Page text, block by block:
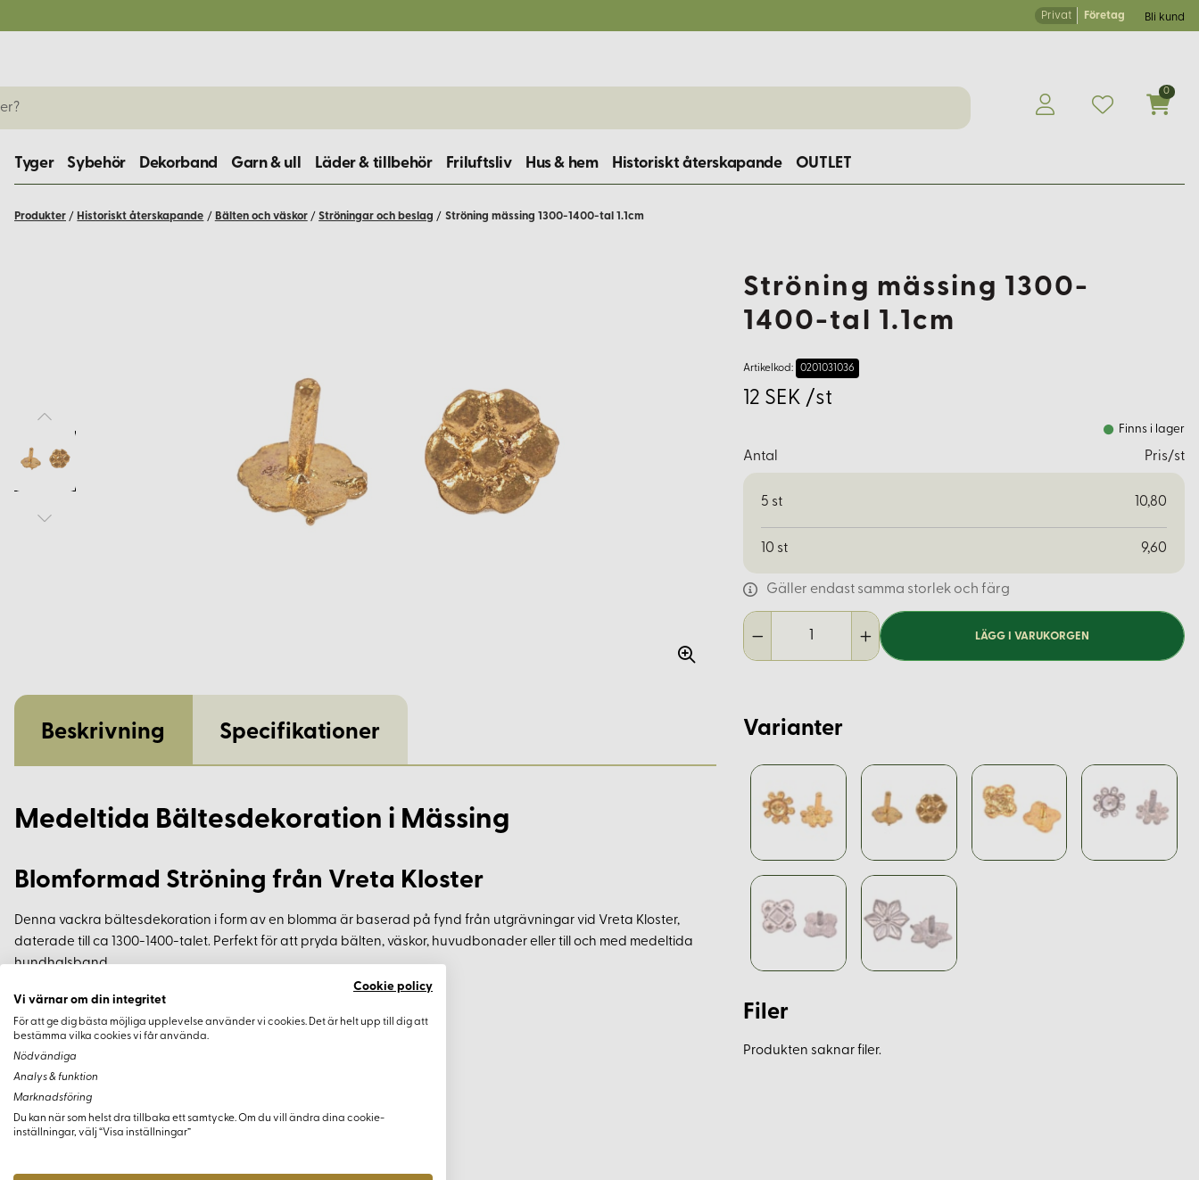
Privat Företag Bli kund
0
Tyger Sybehör Dekorband Garn & ull Läder & tillbehör Friluftsliv Hus & hem Historiskt återskapande OUTLET
Produkter / Historiskt återskapande / Bälten och väskor / Ströningar och beslag / Ströning mässing 1300-1400-tal 1.1cm
Ströning mässing 1300-
1400-tal 1.1cm
Artikelkod: 0201031036
12 SEK /st
Finns i lager
Antal Pris/st
5 st 10,80
10 st 9,60
Gäller endast samma storlek och färg
LÄGG I VARUKORGEN
Beskrivning Specifikationer
Medeltida Bältesdekoration i Mässing
Blomformad Ströning från Vreta Kloster
Denna vackra bältesdekoration i form av en blomma är baserad på fynd från utgrävningar vid Vreta Kloster,
daterade till ca 1300-1400-talet. Perfekt för att pryda bälten, väskor, huvudbonader eller till och med medeltida
hundhalsband.
Produktdetaljer
Material: Nickelsäker mässing
Diameter: 11 mm
Passar för läder upp till ca 4 mm tjockt
Varianter
Filer
Produkten saknar filer.
Cookie policy
Vi värnar om din integritet
För att ge dig bästa möjliga upplevelse använder vi cookies. Det är helt upp till dig att
bestämma vilka cookies vi får använda.
Nödvändiga
Analys & funktion
Marknadsföring
Du kan när som helst dra tillbaka ett samtycke. Om du vill ändra dina cookie-
inställningar, välj “Visa inställningar”